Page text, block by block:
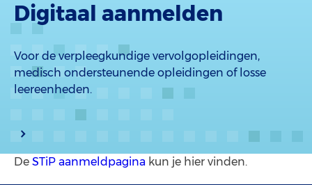
Digitaal aanmelden
Voor de verpleegkundige vervolgopleidingen,
medisch ondersteunende opleidingen of losse
leereenheden.
De STiP aanmeldpagina kun je hier vinden.